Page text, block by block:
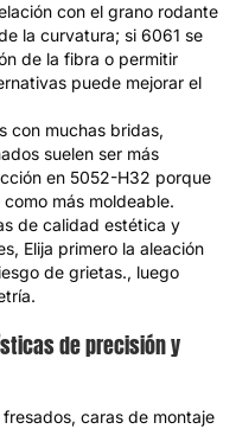
con el grano rodante
la curvatura; si 6061 se
de la fibra o permitir
puede mejorar el
con muchas bridas,
suelen ser más
en 5052-H32 porque
más moldeable.
de calidad estética y
Elija primero la aleación
de grietas., luego
de precisión y
caras de montaje